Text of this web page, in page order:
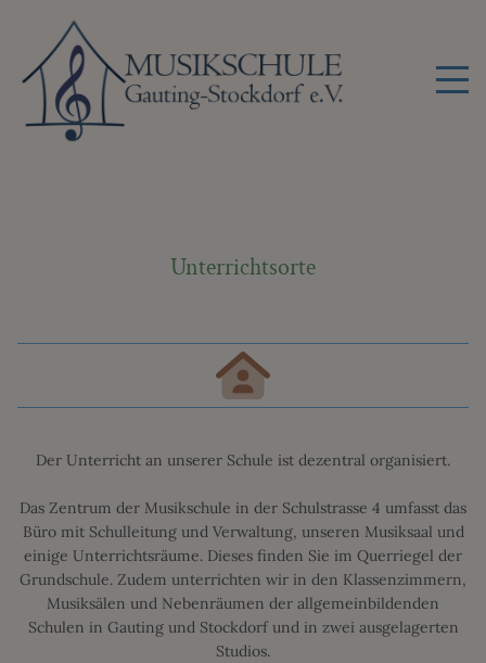
Unterrichtsorte
Der Unterricht an unserer Schule ist dezentral organisiert.
Das Zentrum der Musikschule in der Schulstrasse 4 umfasst das
Büro mit Schulleitung und Verwaltung, unseren Musiksaal und
einige Unterrichtsräume. Dieses finden Sie im Querriegel der
Grundschule. Zudem unterrichten wir in den Klassenzimmern,
Musiksälen und Nebenräumen der allgemeinbildenden
Schulen in Gauting und Stockdorf und in zwei ausgelagerten
Studios.